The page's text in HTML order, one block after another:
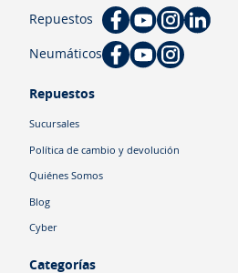
Repuestos
Neumáticos
Repuestos
Sucursales
Política de cambio y devolución
Quiénes Somos
Blog
Cyber
Categorías